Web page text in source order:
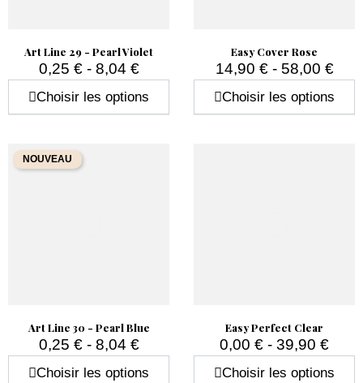
Art Line 29 - Pearl Violet
0,25 € - 8,04 €
Choisir les options
Easy Cover Rose
14,90 € - 58,00 €
Choisir les options
Art Line 30 - Pearl Blue
0,25 € - 8,04 €
Choisir les options
NOUVEAU
Easy Perfect Clear
0,00 € - 39,90 €
Choisir les options